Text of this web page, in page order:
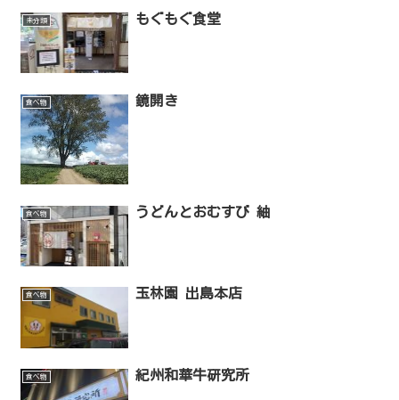
未分類 もぐもぐ食堂
食べ物 鏡開き
食べ物 うどんとおむすび 紬
食べ物 玉林園 出島本店
食べ物 紀州和華牛研究所